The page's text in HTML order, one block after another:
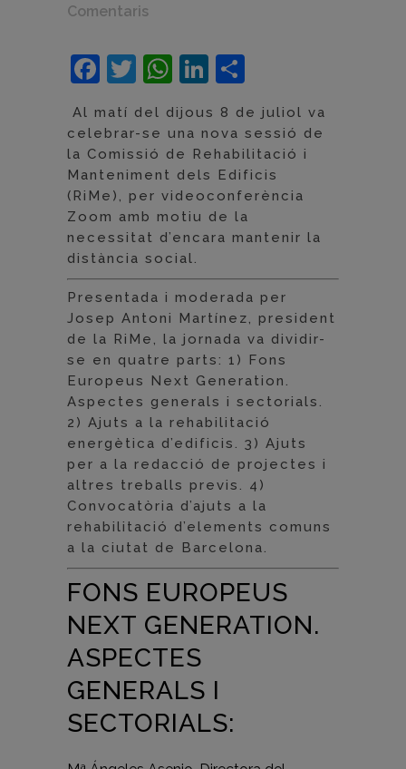
Comentaris
Facebook
Twitter
WhatsApp
LinkedIn
Al matí del dijous 8 de juliol va
celebrar-se una nova sessió de
la Comissió de Rehabilitació i
Manteniment dels Edificis
(RiMe), per videoconferència
Zoom amb motiu de la
necessitat d’encara mantenir la
distància social.
Presentada i moderada per
Josep Antoni Martínez, president
de la RiMe, la jornada va dividir-
se en quatre parts: 1) Fons
Europeus Next Generation.
Aspectes generals i sectorials.
2) Ajuts a la rehabilitació
energètica d’edificis. 3) Ajuts
per a la redacció de projectes i
altres treballs previs. 4)
Convocatòria d’ajuts a la
rehabilitació d’elements comuns
a la ciutat de Barcelona.
FONS EUROPEUS
NEXT GENERATION.
ASPECTES
GENERALS I
SECTORIALS: